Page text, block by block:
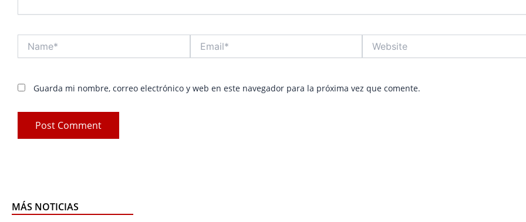
Guarda mi nombre, correo electrónico y web en este navegador para la próxima vez que comente.
MÁS NOTICIAS